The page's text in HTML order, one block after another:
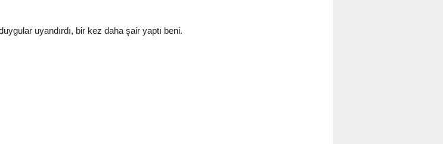
uyandırdı, bir kez daha şair yaptı beni.